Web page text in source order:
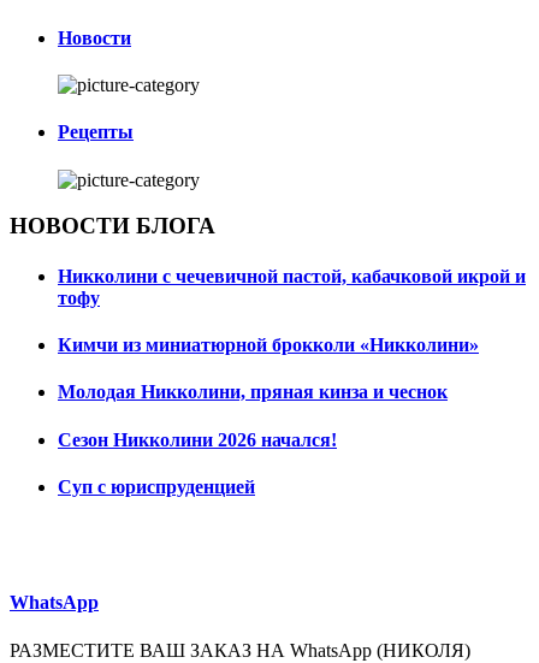
Новости
Рецепты
НОВОСТИ БЛОГА
Никколини с чечевичной пастой, кабачковой икрой и
тофу
Кимчи из миниатюрной брокколи «Никколини»
Молодая Никколини, пряная кинза и чеснок
Сезон Никколини 2026 начался!
Суп с юриспруденцией
WhatsApp
РАЗМЕСТИТЕ ВАШ ЗАКАЗ НА WhatsApp (НИКОЛЯ)